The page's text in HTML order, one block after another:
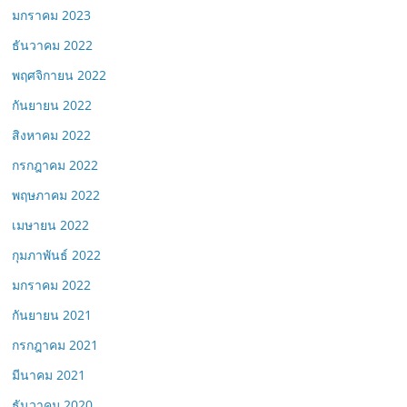
มกราคม 2023
ธันวาคม 2022
พฤศจิกายน 2022
กันยายน 2022
สิงหาคม 2022
กรกฎาคม 2022
พฤษภาคม 2022
เมษายน 2022
กุมภาพันธ์ 2022
มกราคม 2022
กันยายน 2021
กรกฎาคม 2021
มีนาคม 2021